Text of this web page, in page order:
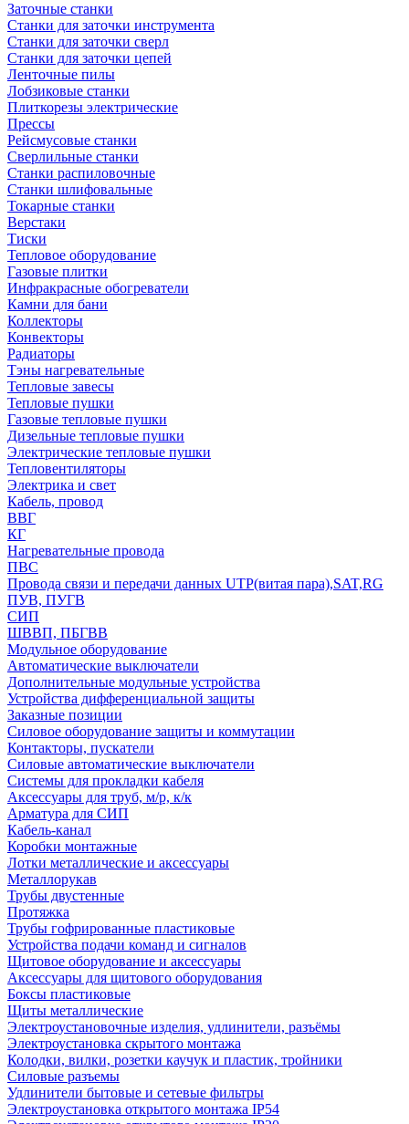
Заточные станки
Станки для заточки инструмента
Станки для заточки сверл
Станки для заточки цепей
Ленточные пилы
Лобзиковые станки
Плиткорезы электрические
Прессы
Рейсмусовые станки
Сверлильные станки
Станки распиловочные
Станки шлифовальные
Токарные станки
Верстаки
Тиски
Тепловое оборудование
Газовые плитки
Инфракрасные обогреватели
Камни для бани
Коллекторы
Конвекторы
Радиаторы
Тэны нагревательные
Тепловые завесы
Тепловые пушки
Газовые тепловые пушки
Дизельные тепловые пушки
Электрические тепловые пушки
Тепловентиляторы
Электрика и свет
Кабель, провод
ВВГ
КГ
Нагревательные провода
ПВС
Провода связи и передачи данных UTP(витая пара),SAT,RG
ПУВ, ПУГВ
СИП
ШВВП, ПБГВВ
Модульное оборудование
Автоматические выключатели
Дополнительные модульные устройства
Устройства дифференциальной защиты
Заказные позиции
Силовое оборудование защиты и коммутации
Контакторы, пускатели
Силовые автоматические выключатели
Системы для прокладки кабеля
Аксессуары для труб, м/р, к/к
Арматура для СИП
Кабель-канал
Коробки монтажные
Лотки металлические и аксессуары
Металлорукав
Трубы двустенные
Протяжка
Трубы гофрированные пластиковые
Устройства подачи команд и сигналов
Щитовое оборудование и аксессуары
Аксессуары для щитового оборудования
Боксы пластиковые
Щиты металлические
Электроустановочные изделия, удлинители, разъёмы
Электроустановка скрытого монтажа
Колодки, вилки, розетки каучук и пластик, тройники
Силовые разъемы
Удлинители бытовые и сетевые фильтры
Электроустановка открытого монтажа IP54